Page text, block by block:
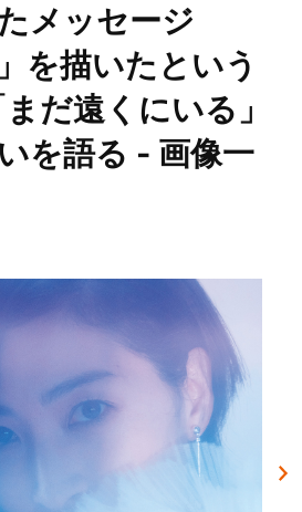
メッセージ
描いたという
だ遠くにいる」
を語る - 画像一